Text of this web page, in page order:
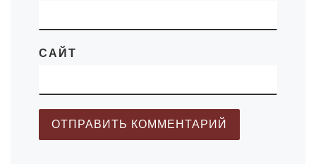
САЙТ